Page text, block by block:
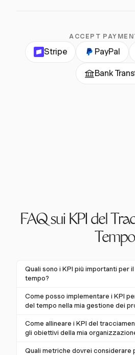
ACCEPT
Stripe PayPal
Bank
FAQ sui KPI del
Tempo
Quali sono i KPI più importanti per
tempo?
I KPI più importanti per il
includono i tassi di utilizzo, le
garantendo un uso efficiente
le ore fatturabili aiuta a
guadagno, mentre il rispetto del
Come posso implementare i KPI
del tempo nella mia gestione dei
Per implementare i KPI per il
inizia definendo obiettivi chiari e
Come allineare i KPI del
gli obiettivi della mia
Allinea i KPI del tracciamento del
Quali metriche dovrei considerare